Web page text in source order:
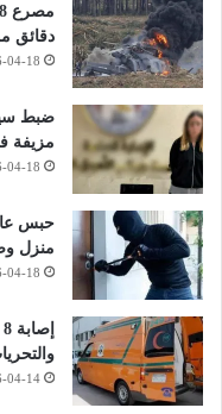
دقائق
04-18
ضبط
مزيفة
04-18
حبس
منزل
04-18
04-14